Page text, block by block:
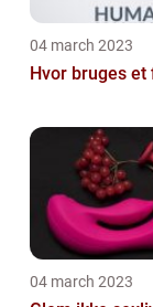
04 march 2023
Hvor bruges et
04 march 2023